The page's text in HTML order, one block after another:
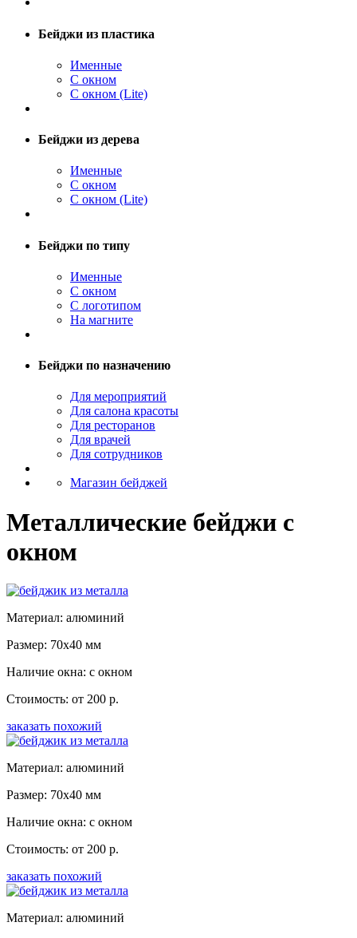
Бейджи из пластика
Именные
С окном
С окном (Lite)
Бейджи из дерева
Именные
С окном
С окном (Lite)
Бейджи по типу
Именные
С окном
С логотипом
На магните
Бейджи по назначению
Для мероприятий
Для салона красоты
Для ресторанов
Для врачей
Для сотрудников
Магазин бейджей
Металлические бейджи с
окном
Материал: алюминий
Размер: 70x40 мм
Наличие окна: с окном
Стоимость: от 200 р.
заказать похожий
Материал: алюминий
Размер: 70x40 мм
Наличие окна: с окном
Стоимость: от 200 р.
заказать похожий
Материал: алюминий